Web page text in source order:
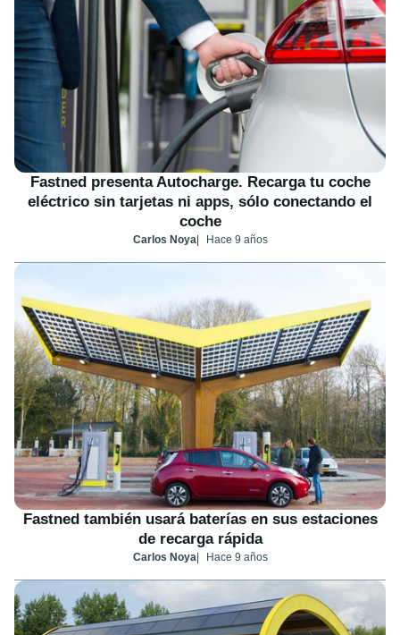
Fastned presenta Autocharge. Recarga tu coche
eléctrico sin tarjetas ni apps, sólo conectando el
coche
Carlos Noya Hace 9 años
Fastned también usará baterías en sus estaciones
de recarga rápida
Carlos Noya Hace 9 años